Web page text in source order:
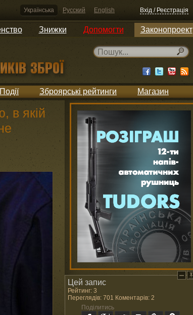
Українська Русский English Вхід / Реєстрація
Знижки Допомогти Законопроект
Події Зброярські рейтинги Магазин
в якій
Цей запис
Рейтинг: 3
Переглядів: 701 Коментарів: 2
Поділитись